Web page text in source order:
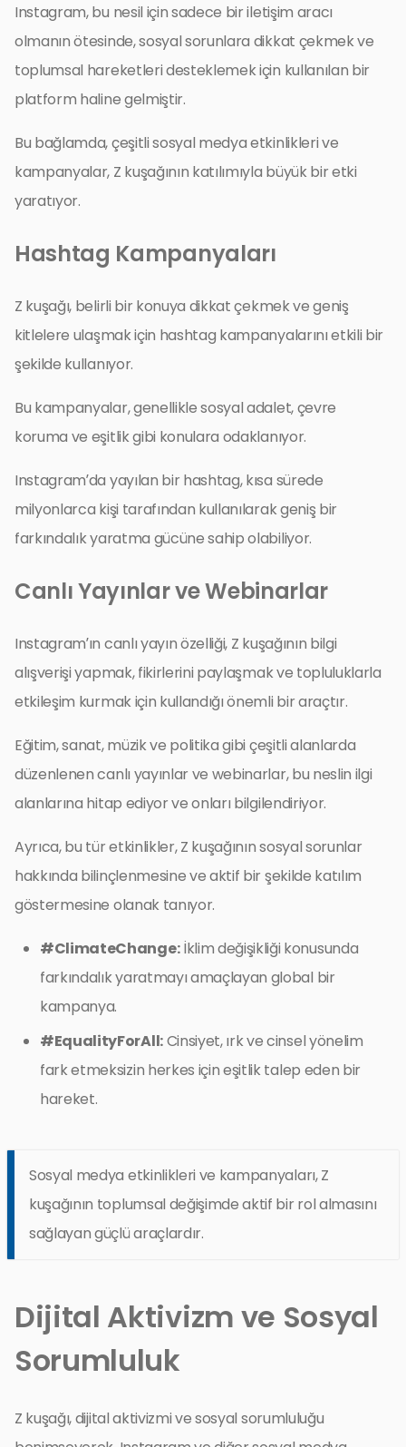
Instagram, bu nesil için sadece bir iletişim aracı
olmanın ötesinde, sosyal sorunlara dikkat çekmek ve
toplumsal hareketleri desteklemek için kullanılan bir
platform haline gelmiştir.
Bu bağlamda, çeşitli sosyal medya etkinlikleri ve
kampanyalar, Z kuşağının katılımıyla büyük bir etki
yaratıyor.
Hashtag Kampanyaları
Z kuşağı, belirli bir konuya dikkat çekmek ve geniş
kitlelere ulaşmak için hashtag kampanyalarını etkili bir
şekilde kullanıyor.
Bu kampanyalar, genellikle sosyal adalet, çevre
koruma ve eşitlik gibi konulara odaklanıyor.
Instagram’da yayılan bir hashtag, kısa sürede
milyonlarca kişi tarafından kullanılarak geniş bir
farkındalık yaratma gücüne sahip olabiliyor.
Canlı Yayınlar ve Webinarlar
Instagram’ın canlı yayın özelliği, Z kuşağının bilgi
alışverişi yapmak, fikirlerini paylaşmak ve topluluklarla
etkileşim kurmak için kullandığı önemli bir araçtır.
Eğitim, sanat, müzik ve politika gibi çeşitli alanlarda
düzenlenen canlı yayınlar ve webinarlar, bu neslin ilgi
alanlarına hitap ediyor ve onları bilgilendiriyor.
Ayrıca, bu tür etkinlikler, Z kuşağının sosyal sorunlar
hakkında bilinçlenmesine ve aktif bir şekilde katılım
göstermesine olanak tanıyor.
#ClimateChange:İklim değişikliği konusunda
farkındalık yaratmayı amaçlayan global bir
kampanya.
#EqualityForAll:Cinsiyet, ırk ve cinsel yönelim
fark etmeksizin herkes için eşitlik talep eden bir
hareket.
Sosyal medya etkinlikleri ve kampanyaları, Z
kuşağının toplumsal değişimde aktif bir rol almasını
sağlayan güçlü araçlardır.
Dijital Aktivizm ve Sosyal
Sorumluluk
Z kuşağı, dijital aktivizmi ve sosyal sorumluluğu